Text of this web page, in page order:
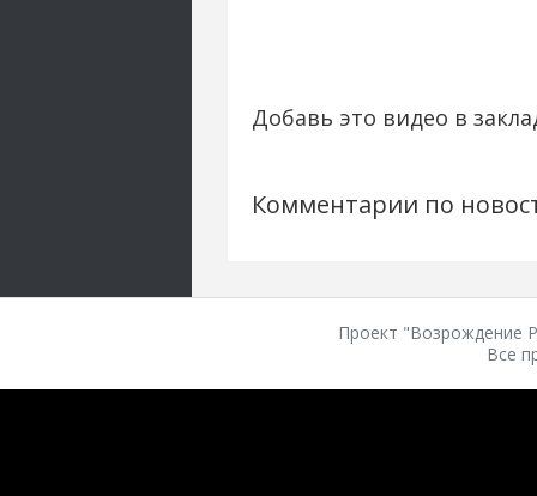
Добавь это видео в
Комментарии по
Проект "Возрождение
Все